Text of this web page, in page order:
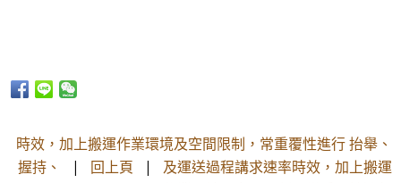
時效，加上搬運作業環境及空間限制，常重覆性進行 抬舉、
握持、
| 回上頁 | 及運送過程講求速率時效，加上搬運